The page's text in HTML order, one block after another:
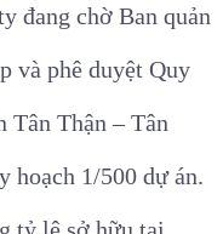
đang chờ Ban quản
và phê duyệt Quy
Tân Thận – Tân
hoạch 1/500 dự án.
tỷ lệ sở hữu tại